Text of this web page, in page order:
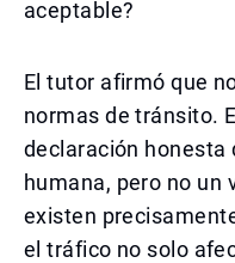
aceptable?
El tutor afirmó que
normas de tránsito.
declaración honesta
humana, pero no un
existen
el tráfico no solo